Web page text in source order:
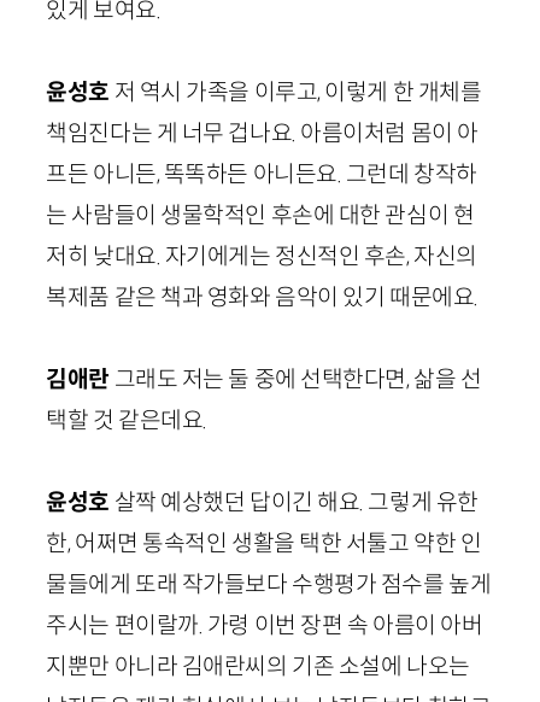
있게 보여요.
윤성호 저 역시 가족을 이루고, 이렇게 한 개체를
책임진다는 게 너무 겁나요. 아름이처럼 몸이 아
프든 아니든, 똑똑하든 아니든요. 그런데 창작하
는 사람들이 생물학적인 후손에 대한 관심이 현
저히 낮대요. 자기에게는 정신적인 후손, 자신의
복제품 같은 책과 영화와 음악이 있기 때문에요.
김애란 그래도 저는 둘 중에 선택한다면, 삶을 선
택할 것 같은데요.
윤성호 살짝 예상했던 답이긴 해요. 그렇게 유한
한, 어쩌면 통속적인 생활을 택한 서툴고 약한 인
물들에게 또래 작가들보다 수행평가 점수를 높게
주시는 편이랄까. 가령 이번 장편 속 아름이 아버
지뿐만 아니라 김애란씨의 기존 소설에 나오는